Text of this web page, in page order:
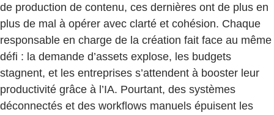
de production de contenu, ces dernières ont de plus en
plus de mal à opérer avec clarté et cohésion. Chaque
responsable en charge de la création fait face au même
défi : la demande d’assets explose, les budgets
stagnent, et les entreprises s’attendent à booster leur
productivité grâce à l’IA. Pourtant, des systèmes
déconnectés et des workflows manuels épuisent les